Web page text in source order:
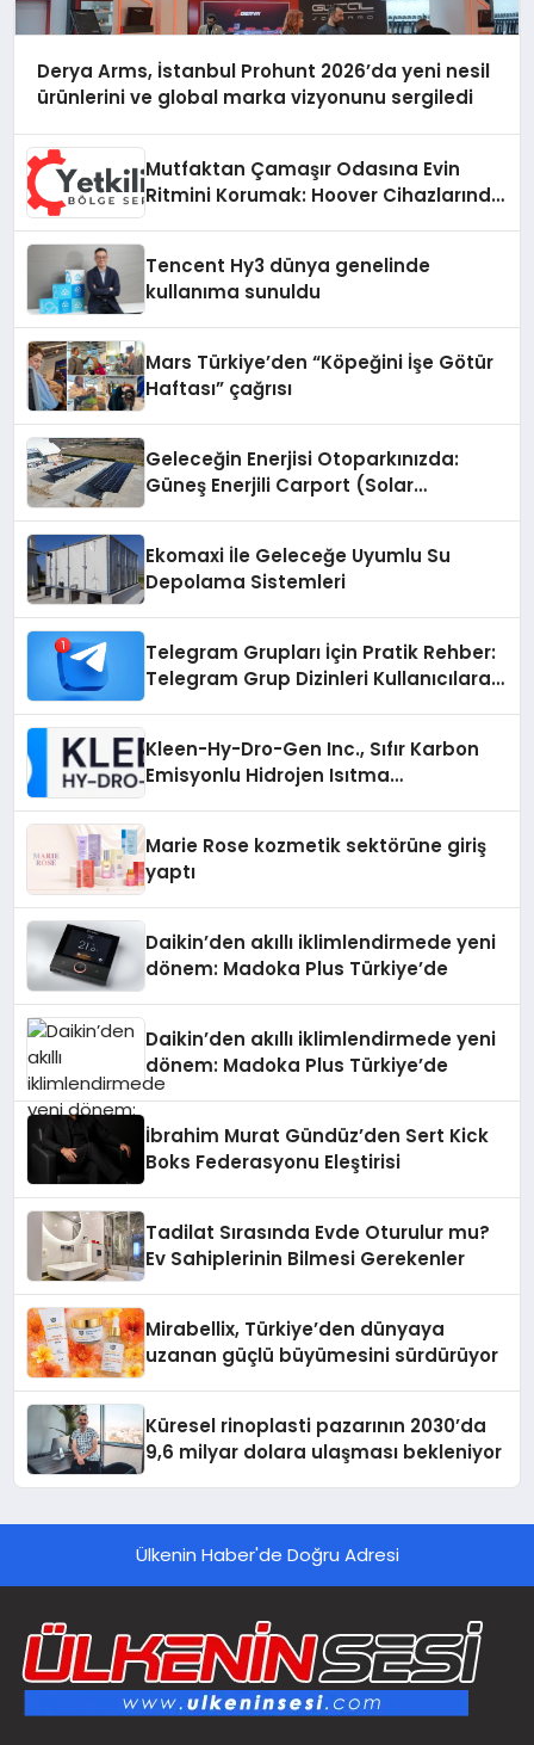
Derya Arms, İstanbul Prohunt 2026’da yeni nesil
ürünlerini ve global marka vizyonunu sergiledi
Mutfaktan Çamaşır Odasına Evin
Ritmini Korumak: Hoover Cihazlarında
Tencent Hy3 dünya genelinde
kullanıma sunuldu
Mars Türkiye’den “Köpeğini İşe Götür
Haftası” çağrısı
Geleceğin Enerjisi Otoparkınızda:
Güneş Enerjili Carport (Solar
Ekomaxi İle Geleceğe Uyumlu Su
Depolama Sistemleri
Telegram Grupları İçin Pratik Rehber:
Telegram Grup Dizinleri Kullanıcılara
Kleen-Hy-Dro-Gen Inc., Sıfır Karbon
Emisyonlu Hidrojen Isıtma
Marie Rose kozmetik sektörüne giriş
yaptı
Daikin’den akıllı iklimlendirmede yeni
dönem: Madoka Plus Türkiye’de
Daikin’den akıllı iklimlendirmede yeni
dönem: Madoka Plus Türkiye’de
İbrahim Murat Gündüz’den Sert Kick
Boks Federasyonu Eleştirisi
Tadilat Sırasında Evde Oturulur mu?
Ev Sahiplerinin Bilmesi Gerekenler
Mirabellix, Türkiye’den dünyaya
uzanan güçlü büyümesini sürdürüyor
Küresel rinoplasti pazarının 2030’da
9,6 milyar dolara ulaşması bekleniyor
Ülkenin Haber'de Doğru Adresi